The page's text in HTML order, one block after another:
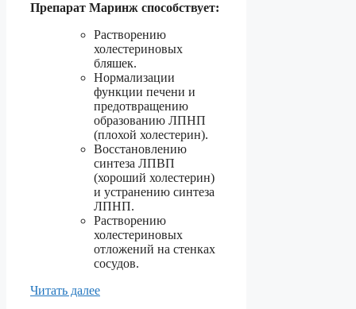
Препарат Маринж способствует:
Растворению
холестериновых
бляшек.
Нормализации
функции печени и
предотвращению
образованию ЛПНП
(плохой холестерин).
Восстановлению
синтеза ЛПВП
(хороший холестерин)
и устранению синтеза
ЛПНП.
Растворению
холестериновых
отложений на стенках
сосудов.
Читать далее